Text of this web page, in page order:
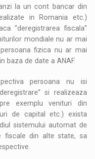
la un cont bancar din
in Romania etc.)
”deregistrarea fiscala”
mondiale nu ar mai
fizica nu ar mai
baza de date a ANAF.
persoana nu isi
si realizeaza
exemplu venituri din
de capital etc.) exista
sistemului automat de
fiscale din alte state, sa